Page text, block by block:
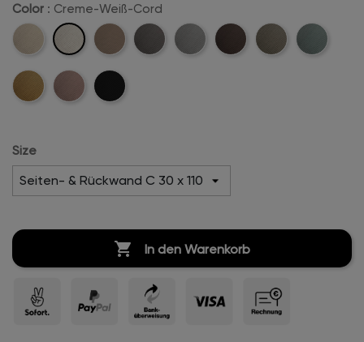
Color : Creme-Weiß-Cord
Beige-
Creme-
Weiß-
Cord
Sand-
Anthrazit-Hellgrau-Dunkelbraun-
Khaki-
Mintgreen-
Mustard-Rosa-
Schwarz-
Size
 In den Warenkorb